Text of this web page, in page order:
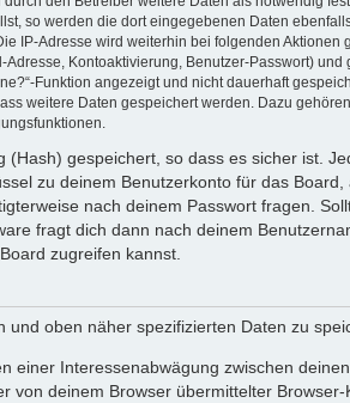
so werden die dort eingegebenen Daten
IP-Adresse wird weiterhin bei folgenden
Kontoaktivierung, Benutzer-Passwort)
Funktion angezeigt und nicht dauerhaft
weitere Daten gespeichert werden. Dazu
(Hash) gespeichert, so dass es sicher ist.
zu deinem Benutzerkonto für das
nach deinem Passwort fragen.
fragt dich dann nach deinem
zugreifen kannst.
oben näher spezifizierten Daten zu
einer Interessenabwägung zwischen
von deinem Browser übermittelter